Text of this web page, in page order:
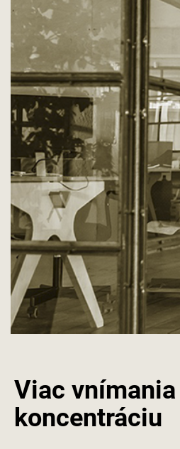
Viac
koncentráciu